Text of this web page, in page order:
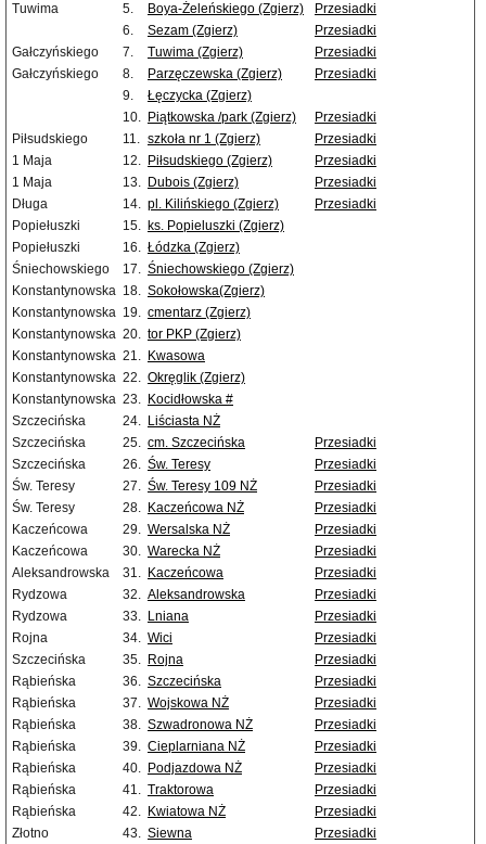
Tuwima
5. Boya-Żeleńskiego (Zgierz)
Przesiadki
6.
Sezam (Zgierz)
Przesiadki
Gałczyńskiego
7. Tuwima (Zgierz)
Przesiadki
Gałczyńskiego
8. Parzęczewska (Zgierz)
Przesiadki
9.
Łęczycka (Zgierz)
10. Piątkowska /park (Zgierz)
Przesiadki
Piłsudskiego
11. szkoła nr 1 (Zgierz)
Przesiadki
1 Maja
12. Piłsudskiego (Zgierz)
Przesiadki
1 Maja
13. Dubois (Zgierz)
Przesiadki
Długa
14. pl. Kilińskiego (Zgierz)
Przesiadki
Popiełuszki
15. ks. Popieluszki (Zgierz)
Popiełuszki
16. Łódzka (Zgierz)
Śniechowskiego
17. Śniechowskiego (Zgierz)
Konstantynowska 18. Sokołowska(Zgierz)
Konstantynowska 19. cmentarz (Zgierz)
Konstantynowska 20. tor PKP (Zgierz)
Konstantynowska 21. Kwasowa
Konstantynowska 22. Okręglik (Zgierz)
Konstantynowska 23. Kocidłowska #
Szczecińska
24. Liściasta NŻ
Szczecińska
25. cm. Szczecińska
Przesiadki
Szczecińska
26. Św. Teresy
Przesiadki
Św. Teresy
27. Św. Teresy 109 NŻ
Przesiadki
Św. Teresy
28. Kaczeńcowa NŻ
Przesiadki
Kaczeńcowa
29. Wersalska NŻ
Przesiadki
Kaczeńcowa
30. Warecka NŻ
Przesiadki
Aleksandrowska
31. Kaczeńcowa
Przesiadki
Rydzowa
32. Aleksandrowska
Przesiadki
Rydzowa
33. Lniana
Przesiadki
Rojna
34. Wici
Przesiadki
Szczecińska
35. Rojna
Przesiadki
Rąbieńska
36. Szczecińska
Przesiadki
Rąbieńska
37. Wojskowa NŻ
Przesiadki
Rąbieńska
38. Szwadronowa NŻ
Przesiadki
Rąbieńska
39. Cieplarniana NŻ
Przesiadki
Rąbieńska
40. Podjazdowa NŻ
Przesiadki
Rąbieńska
41. Traktorowa
Przesiadki
Rąbieńska
42. Kwiatowa NŻ
Przesiadki
Złotno
43. Siewna Przesiadki